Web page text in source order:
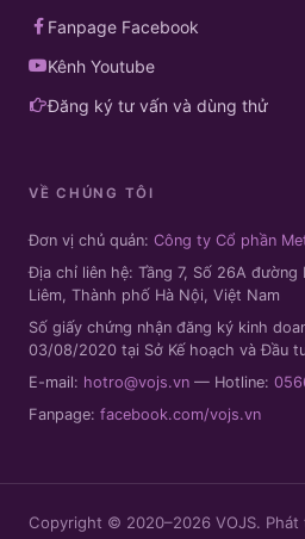
Fanpage Facebook
Kênh Youtube
Đăng ký tư vấn và dùng thử
VỀ CHÚNG TÔI
Đơn vị chủ quản: Công ty Cổ phần
Địa chỉ liên hệ: Tầng 7, Số 26A
Liêm, Thành phố Hà Nội, Việt Nam
Số giấy chứng nhận đăng ký kinh
03/08/2020 tại Sở Kế hoạch và Đầu
E-mail: hotro@vojs.vn — Hotline:
Fanpage: facebook.com/vojs.vn
Copyright © 2020–2026 VOJS.